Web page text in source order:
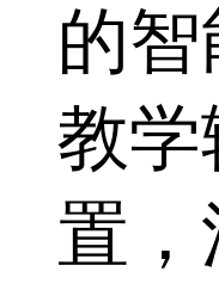
的
教学
置